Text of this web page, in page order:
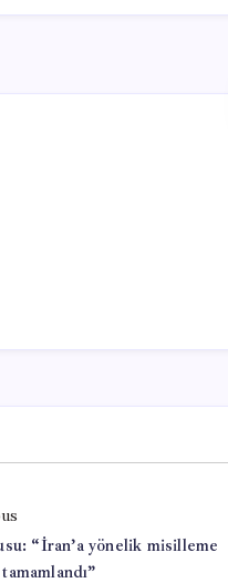
“İran’a yönelik misilleme
tamamlandı”